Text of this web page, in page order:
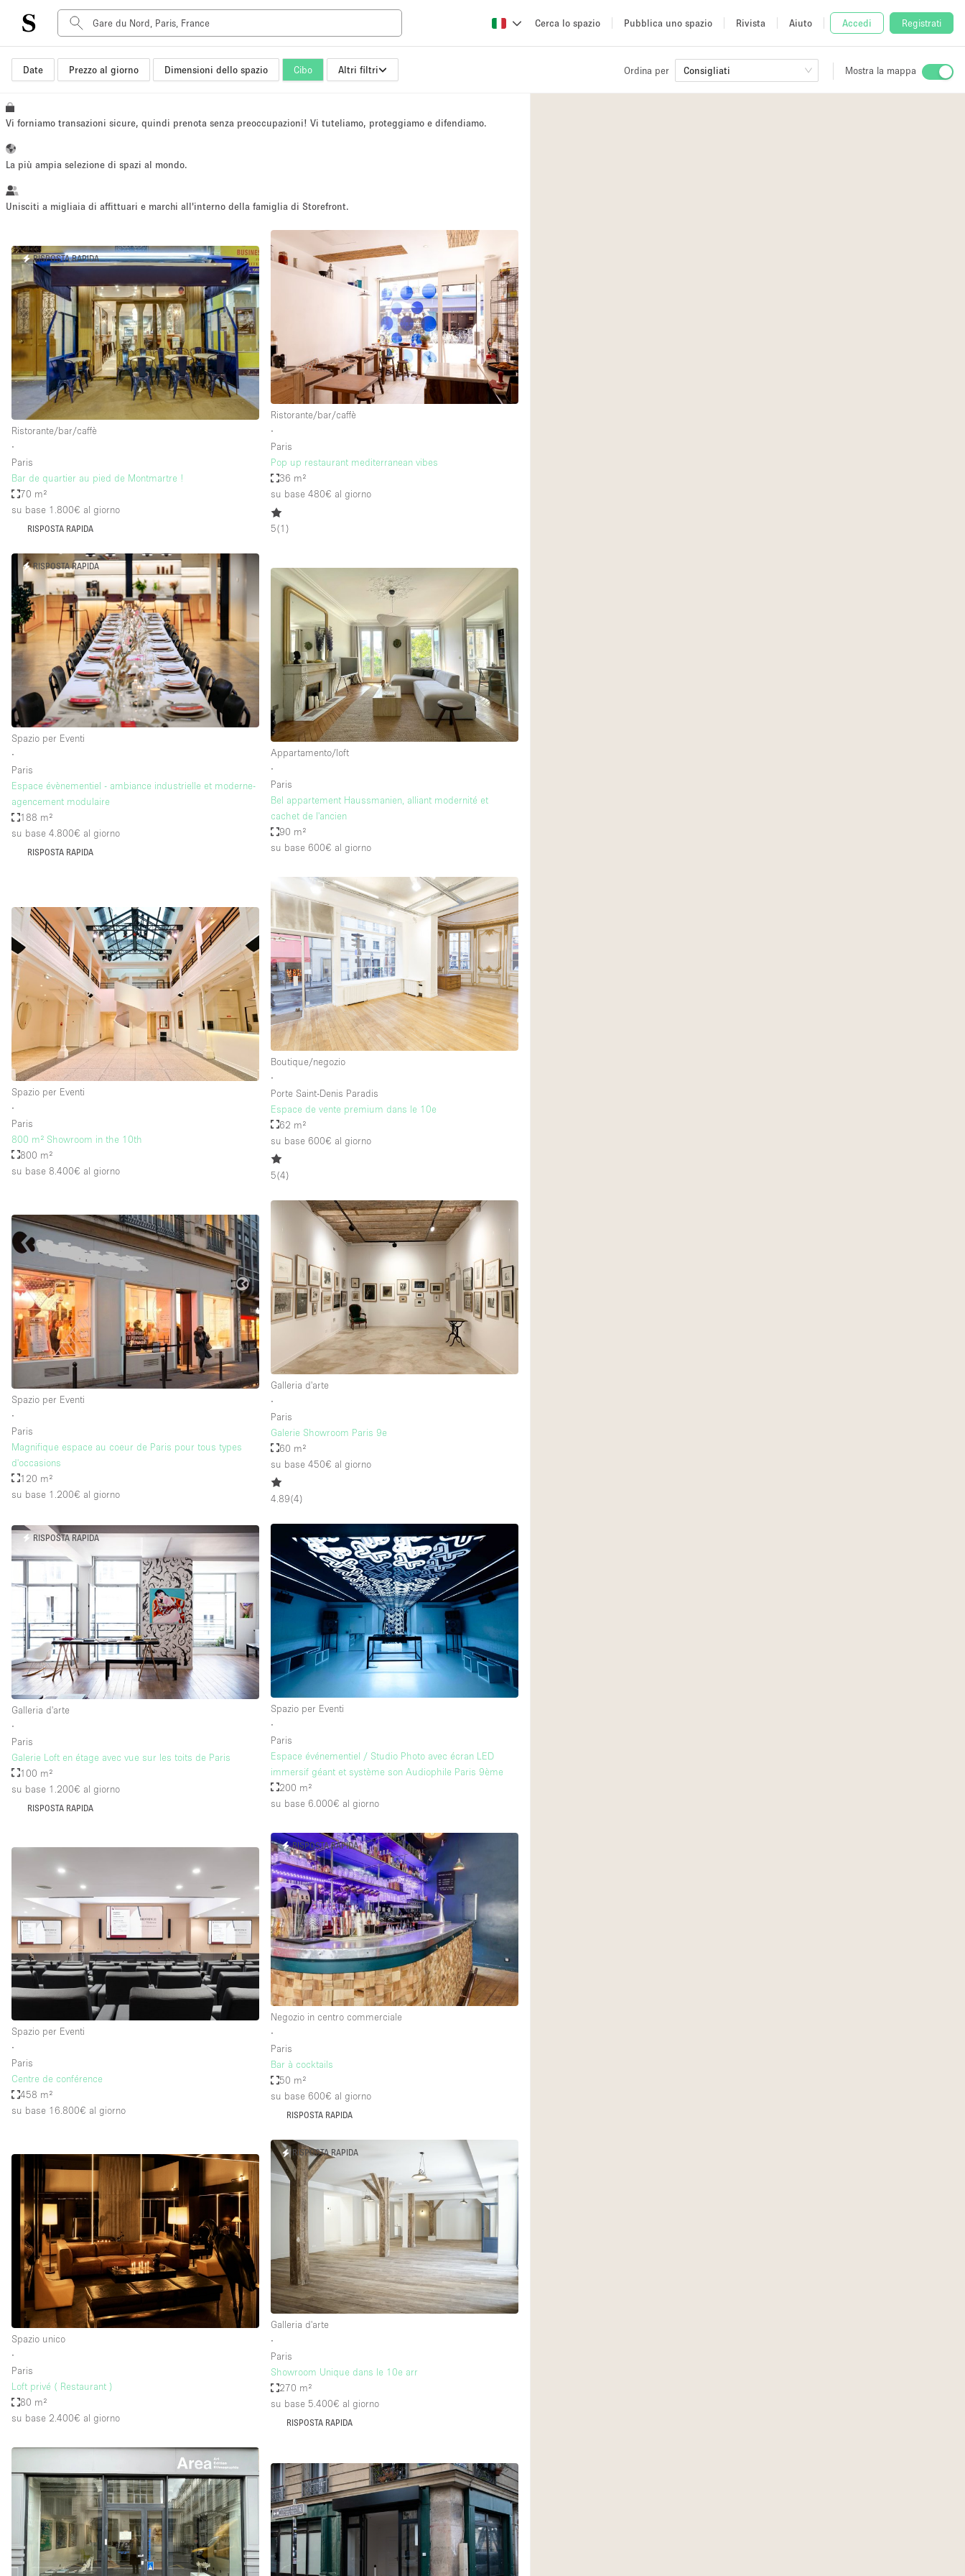
Cerca lo spazio Pubblica uno spazio Rivista Aiuto Accedi Registrati
Date Prezzo al giorno Dimensioni dello spazio Cibo Altri filtri Ordina per Consigliati Mostra la mappa
Tipo di spazio Acquista Condividi
Boutique/negozio
Sala conferenze
Spazio hall
Spazio pubblicitario
Stand / Bancarella
Studio fotografico / riprese
Uffici
Animals Friendly
Bagni
Banconi
Camere Multiple
Concierge
Elettricità
Giardino
Impianto audiovisivo
Internet
Magazzino
Terrace
Vetrina
Water Access
Piano/Accesso Seminterrato
Piano terra su strada
Terrazza
Vi forniamo transazioni sicure, quindi prenota senza preoccupazioni! Vi tuteliamo, proteggiamo e difendiamo.
La più ampia selezione di spazi al mondo.
Unisciti a migliaia di affittuari e marchi all'interno della famiglia di Storefront.
RISPOSTA RAPIDA
Ristorante/bar/caffè
∙
Paris
Bar de quartier au pied de Montmartre !
70 m²
su base 1.800€ al giorno
RISPOSTA RAPIDA
Ristorante/bar/caffè
∙
Paris
Pop up restaurant mediterranean vibes
36 m²
su base 480€ al giorno
5(1 )
RISPOSTA RAPIDA
Spazio per Eventi
∙
Paris
Espace évènementiel - ambiance industrielle et moderne-
agencement modulaire
188 m²
su base 4.800€ al giorno
RISPOSTA RAPIDA
Appartamento/loft
∙
Paris
Bel appartement Haussmanien, alliant modernité et
cachet de l'ancien
90 m²
su base 600€ al giorno
Spazio per Eventi
∙
Paris
800 m² Showroom in the 10th
800 m²
su base 8.400€ al giorno
Boutique/negozio
∙
Porte Saint-Denis Paradis
Espace de vente premium dans le 10e
62 m²
su base 600€ al giorno
5(4)
Spazio per Eventi
∙
Paris
Magnifique espace au coeur de Paris pour tous types
d'occasions
120 m²
su base 1.200€ al giorno
Galleria d'arte
∙
Paris
Galerie Showroom Paris 9e
60 m²
su base 450€ al giorno
4.89(4)
RISPOSTA RAPIDA
Galleria d'arte
∙
Paris
Galerie Loft en étage avec vue sur les toits de Paris
100 m²
su base 1.200€ al giorno
RISPOSTA RAPIDA
Spazio per Eventi
∙
Paris
Espace événementiel / Studio Photo avec écran LED
immersif géant et système son Audiophile Paris 9ème
200 m²
su base 6.000€ al giorno
Spazio per Eventi
∙
Paris
Centre de conférence
458 m²
su base 16.800€ al giorno
RISPOSTA RAPIDA
Negozio in centro commerciale
∙
Paris
Bar à cocktails
50 m²
su base 600€ al giorno
RISPOSTA RAPIDA
Spazio unico
∙
Paris
Loft privé ( Restaurant )
80 m²
su base 2.400€ al giorno
RISPOSTA RAPIDA
Galleria d'arte
∙
Paris
Showroom Unique dans le 10e arr
270 m²
su base 5.400€ al giorno
RISPOSTA RAPIDA